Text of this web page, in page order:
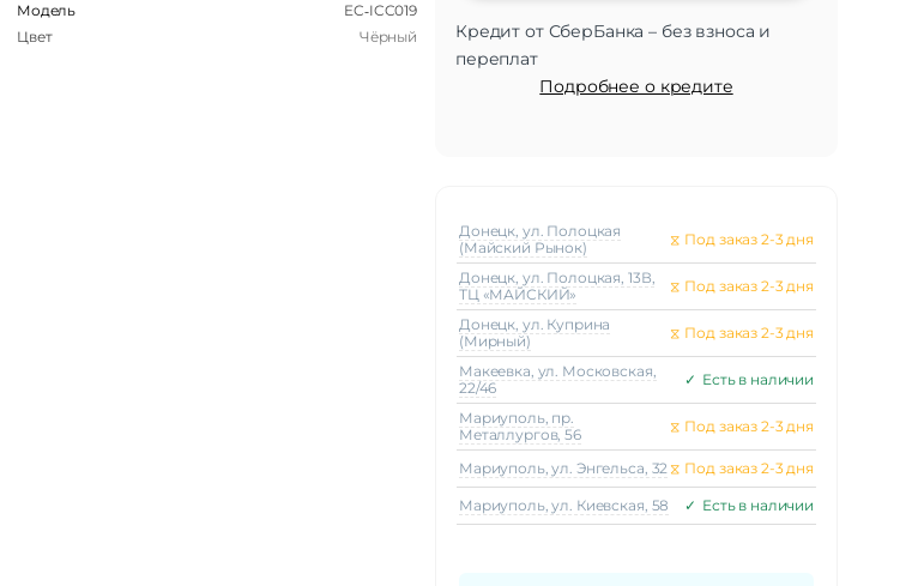
Модель
EC‑ICC019
Цвет
Чёрный
Кредит от СберБанка – без взноса и
переплат
Подробнее о кредите
Донецк, ул. Полоцкая
(Майский Рынок)
⧖ Под заказ 2-3 дня
Донецк, ул. Полоцкая, 13В,
ТЦ «МАЙСКИЙ»
⧖ Под заказ 2-3 дня
Донецк, ул. Куприна
(Мирный)
⧖ Под заказ 2-3 дня
Макеeвка, ул. Московская,
22/46
✓ Есть в наличии
Мариуполь, пр.
Металлургов, 56
⧖ Под заказ 2-3 дня
Мариуполь, ул. Энгельса, 32 ⧖ Под заказ 2-3 дня
Мариуполь, ул. Киевская, 58 ✓ Есть в наличии